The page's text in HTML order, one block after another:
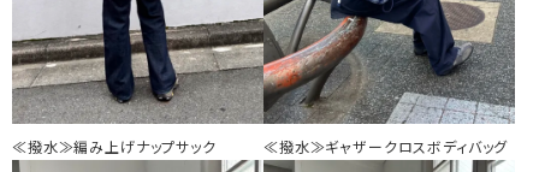
≪撥水≫編み上げナップサック ≪撥水≫ギャザークロスボディバッグ